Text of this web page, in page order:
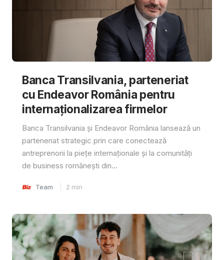
Banca Transilvania, parteneriat
cu Endeavor România pentru
internaționalizarea firmelor
Banca Transilvania și Endeavor România lansează un
parteneriat strategic prin care conectează
antreprenorii la piețe internaționale și la comunități
de business românești din...
Team 2 min